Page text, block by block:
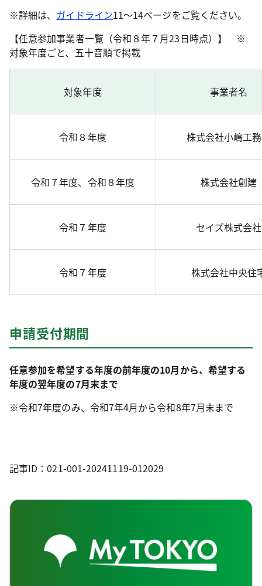
※詳細は、 ガイドライン11～14ページをご覧ください。
【任意参加事業者一覧（令和８年７月23日時点）】
※
対象年度ごと、五十音順で掲載
対象年度 事業者名
令和８年度 株式会社小嶋工
令和７年度、令和８年度 株式会社創建
令和７年度 セイズ株式会社
令和７年度 株式会社中央住
申請受付期間
任意参加を希望する年度の前年度の10月から、希望する
年度の翌年度の7月末まで
※令和7年度のみ、令和7年4月から令和8年7月末まで
記事ID：021-001-20241119-012029